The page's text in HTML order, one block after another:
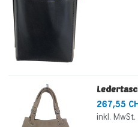
267,55
inkl. MwSt.